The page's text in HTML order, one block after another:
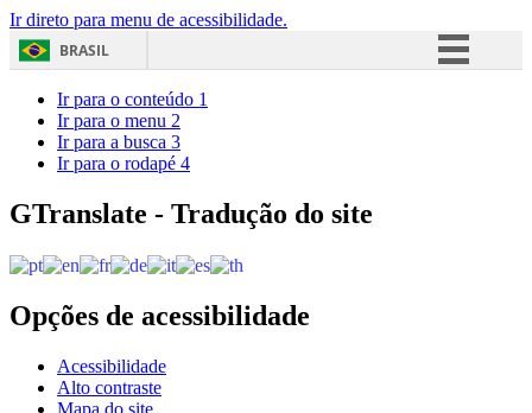
Ir direto para menu de acessibilidade.
BRASIL
Acesso à informação
Ir para o conteúdo 1
Ir para o menu 2
Ir para a busca 3
Ir para o rodapé 4
GTranslate - Tradução do site
Opções de acessibilidade
Acessibilidade
Alto contraste
Mapa do site